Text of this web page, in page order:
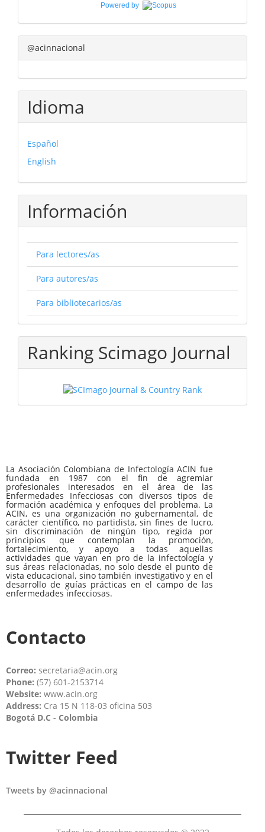
Powered by
@acinnacional
Idioma
Español
English
Información
Para lectores/as
Para autores/as
Para bibliotecarios/as
Ranking Scimago Journal
La Asociación Colombiana de Infectología ACIN fue
fundada en 1987 con el fin de agremiar
profesionales interesados en el área de las
Enfermedades Infecciosas con diversos tipos de
formación académica y enfoques del problema. La
ACIN, es una organización no gubernamental, de
carácter científico, no partidista, sin fines de lucro,
sin discriminación de ningún tipo, regida por
principios que contemplan la promoción,
fortalecimiento, y apoyo a todas aquellas
actividades que vayan en pro de la infectología y
sus áreas relacionadas, no solo desde el punto de
vista educacional, sino también investigativo y en el
desarrollo de guías prácticas en el campo de las
enfermedades infecciosas.
Contacto
Correo: secretaria@acin.org
Phone: (57) 601-2153714
Website: www.acin.org
Address: Cra 15 N 118-03 oficina 503
Bogotá D.C - Colombia
Twitter Feed
Tweets by @acinnacional